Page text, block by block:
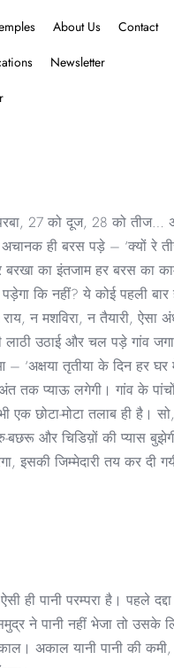
About Us
Contact
Newsletter
27 को दूज, 28 को तीज…
ही बरस पड़े – ‘क्यों रे
बरखा का इंतजाम हर बरस का
पड़ेगा कि नहीं? ये कोई पहली
न मशविरा, न तैयारी, ऐसा
लाठी उठाई और चल पड़े गांव
‘अक्षया तृतीया के दिन हर घर में
तक प्याऊ लगेगी। गांव के
एक छोटा-मोटा तलाब ही
बछरू और चिडिय़ों की प्यास
इसकी जिम्मेदारी तय कर दी
ही पानी परम्परा है। पहले
ने पानी नहीं भेजा तो उसके
अकाल यानी पानी की